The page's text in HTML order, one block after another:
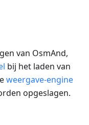
van OsmAnd,
bij het laden van
weergave-engine
opgeslagen.